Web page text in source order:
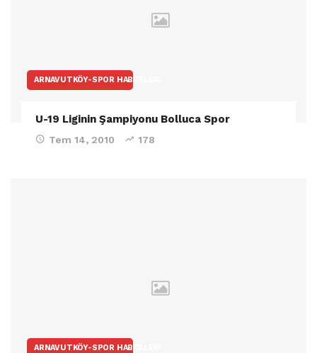
ARNAVUTKÖY-SPOR HABERLERI
U-19 Liginin Şampiyonu Bolluca Spor
Tem 14, 2010 178
ARNAVUTKÖY-SPOR HABERLERI